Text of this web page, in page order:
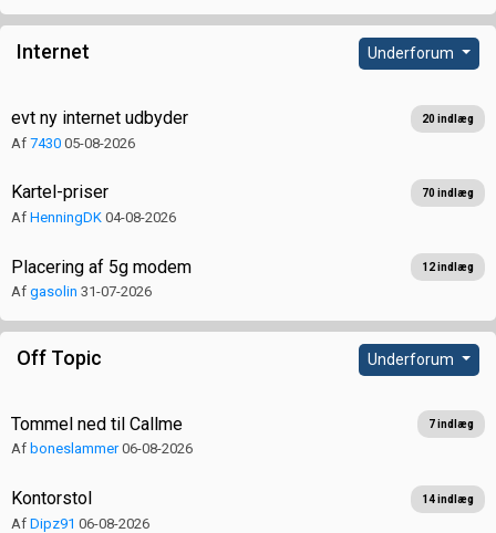
Internet Underforum
evt ny internet udbyder 20 indlæg
Af 7430 05-08-2026
Kartel-priser 70 indlæg
Af HenningDK 04-08-2026
Placering af 5g modem 12 indlæg
Af gasolin 31-07-2026
Off Topic Underforum
Tommel ned til Callme 7 indlæg
Af boneslammer 06-08-2026
Kontorstol 14 indlæg
Af Dipz91 06-08-2026